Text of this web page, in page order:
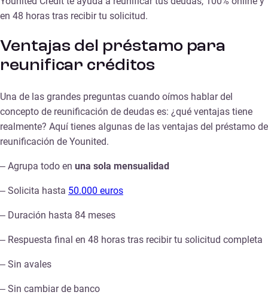
en 48 horas tras recibir tu solicitud.
Ventajas del préstamo para
reunificar créditos
Una de las grandes preguntas cuando oímos hablar del
concepto de reunificación de deudas es: ¿qué ventajas tiene
realmente? Aquí tienes algunas de las ventajas del préstamo de
reunificación de Younited.
– Agrupa todo en una sola mensualidad
– Solicita hasta 50.000 euros
– Duración hasta 84 meses
– Respuesta final en 48 horas tras recibir tu solicitud completa
– Sin avales
– Sin cambiar de banco